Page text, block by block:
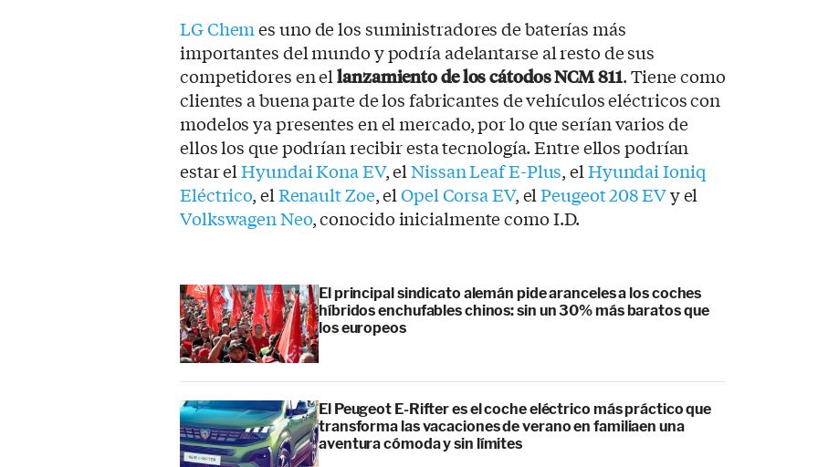
LG Chemes uno de los suministradores de baterías más
importantes del mundo y podría adelantarse al resto de sus
competidores en ellanzamiento de los cátodos NCM 811. Tiene como
clientes a buena parte de los fabricantes de vehículos eléctricos con
modelos ya presentes en el mercado, por lo que serían varios de
ellos los que podrían recibir esta tecnología. Entre ellos podrían
estar elHyundai Kona EV, elNissan Leaf E-Plus, elHyundai Ioniq
Eléctrico, elRenault Zoe, elOpel Corsa EV, elPeugeot 208 EVy el
Volkswagen Neo, conocido inicialmente como I.D.
El principal sindicato alemán pide aranceles a los coches
híbridos enchufables chinos: sin un 30% más baratos que
los europeos
El Peugeot E-Rifter es el coche eléctrico más práctico que
transforma las vacaciones de verano en familiaen una
aventura cómoda y sin límites